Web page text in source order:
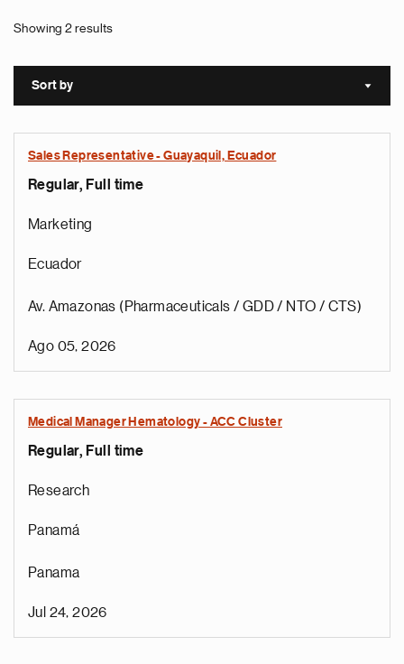
Showing 2 results
Sort by Sort
Sales Representative - Guayaquil, Ecuador
Regular, Full time
Marketing
Ecuador
Av. Amazonas (Pharmaceuticals / GDD / NTO / CTS)
Ago 05, 2026
Medical Manager Hematology - ACC Cluster
Regular, Full time
Research
Panamá
Panama
Jul 24, 2026